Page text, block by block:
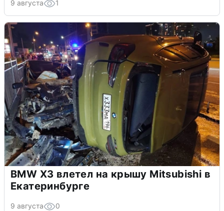
9 августа 1
BMW X3 влетел на крышу Mitsubishi в
Екатеринбурге
9 августа 0